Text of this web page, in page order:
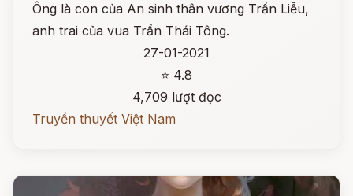
Ông là con của An sinh thân vương Trần Liễu,
anh trai của vua Trần Thái Tông.
27-01-2021
⭐ 4.8
4,709 lượt đọc
Truyền thuyết Việt Nam